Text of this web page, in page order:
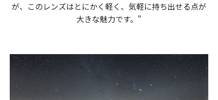
が、​この​レンズはとにかく​軽く、​気軽に​持ち出せる​点が​
大きな​魅力です。​​"​